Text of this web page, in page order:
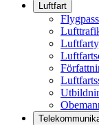
Luftfart